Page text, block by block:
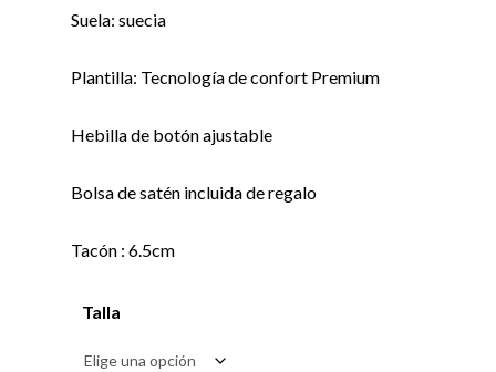
Suela: suecia
Plantilla: Tecnología de confort Premium
Hebilla de botón ajustable
Bolsa de satén incluida de regalo
Tacón : 6.5cm
Talla